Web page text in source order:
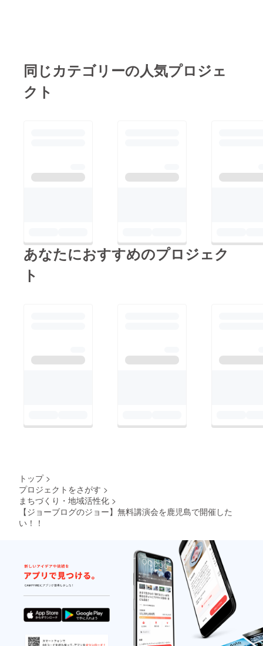
同じカテゴリーの人気プロジェ
クト
あなたにおすすめのプロジェク
ト
トップ >
プロジェクトをさがす >
まちづくり・地域活性化 >
【ジョーブログのジョー】無料講演会を鹿児島で開催した
い！！